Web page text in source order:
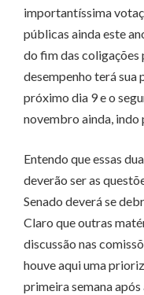
importantíssima
públicas ainda este
do fim das coligações
desempenho terá sua
próximo dia 9 e o
novembro ainda, indo
Entendo que essas
deverão ser as
Senado deverá se
Claro que outras
discussão nas
houve aqui uma
primeira semana